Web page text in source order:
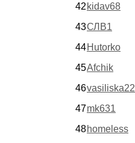
42 kidav68
43СЛВ1
44Hutorko
45Afchik
46vasiliska22
47mk631
48homeless